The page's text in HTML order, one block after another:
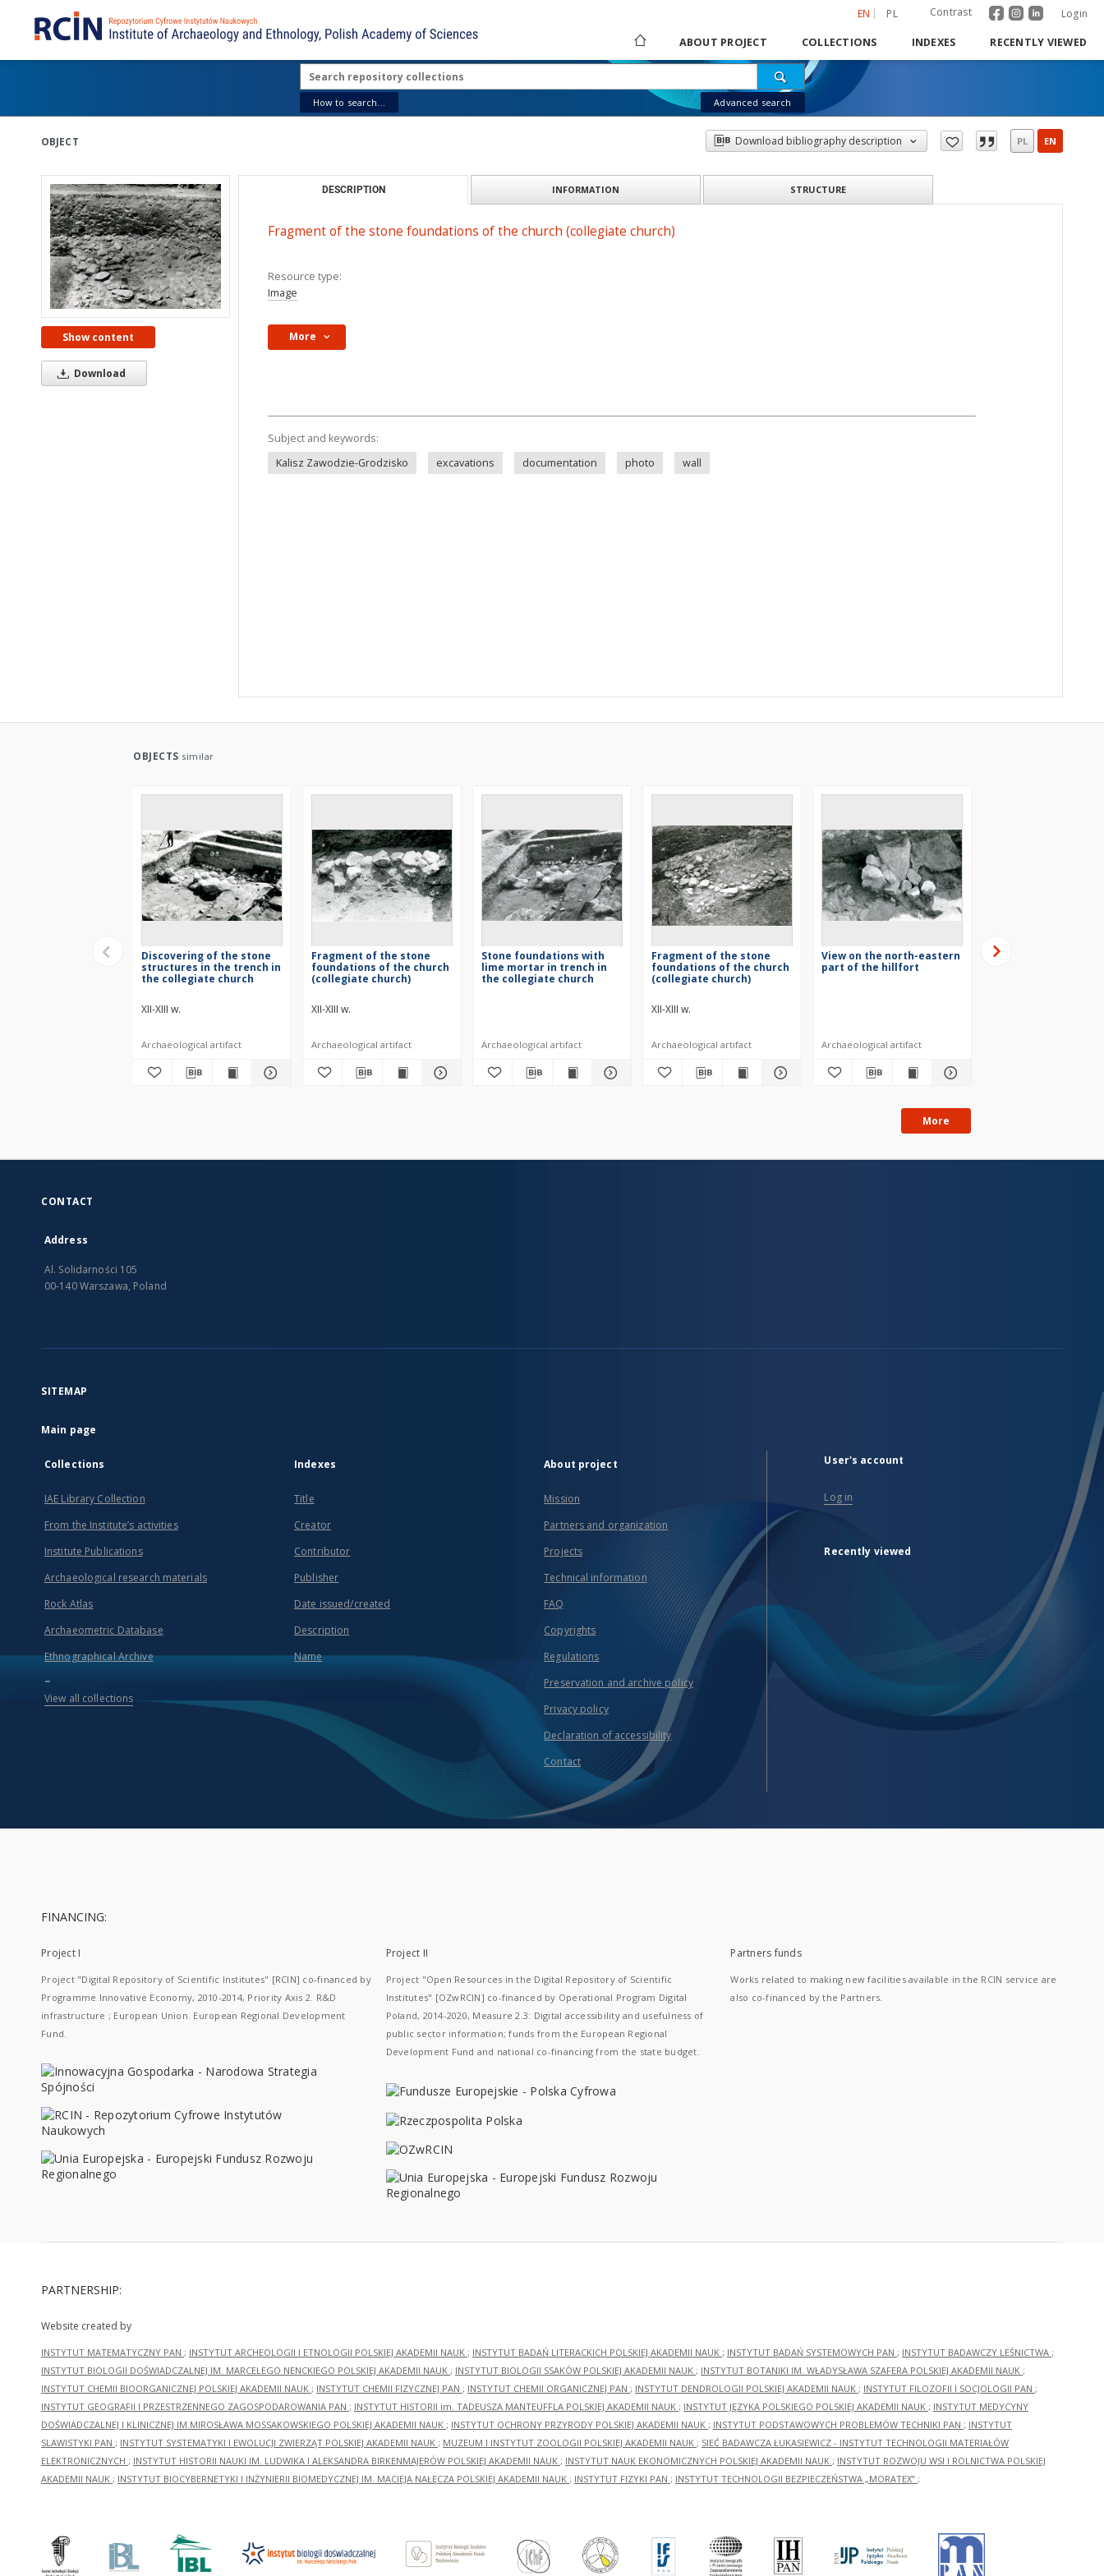
EN PL Contrast Login
ABOUT PROJECT COLLECTIONS INDEXES RECENTLY VIEWED
How to search... Advanced search
OBJECT Download bibliography description PL EN
Show content
Download
DESCRIPTION INFORMATION STRUCTURE
Fragment of the stone foundations of the church (collegiate church)
Resource type:
Image
More
Subject and keywords:
Kalisz Zawodzie-Grodzisko
excavations documentation photo wall
OBJECTS similar
Discovering of the stone
structures in the trench in
the collegiate church
XII-XIII w.
Archaeological artifact
Fragment of the stone
foundations of the church
(collegiate church)
XII-XIII w.
Archaeological artifact
Stone foundations with
lime mortar in trench in
the collegiate church
Archaeological artifact
Fragment of the stone
foundations of the church
(collegiate church)
XII-XIII w.
Archaeological artifact
View on the north-eastern
part of the hillfort
Archaeological artifact
Fragment of the
More
CONTACT
Address
Al. Solidarności 105
00-140 Warszawa, Poland
SITEMAP
Main page
Collections
IAE Library Collection
From the Institute’s activities
Institute Publications
Archaeological research materials
Rock Atlas
Archaeometric Database
Ethnographical Archive
...
View all collections
Indexes
Title
Creator
Contributor
Publisher
Date issued/created
Description
Name
About project
Mission
Partners and organization
Projects
Technical information
FAQ
Copyrights
Regulations
Preservation and archive policy
Privacy policy
Declaration of accessibility
Contact
User's account
Log in
Recently viewed
FINANCING:
Project I
Project "Digital Repository of Scientific Institutes" [RCIN] co-financed by
Programme Innovative Economy, 2010-2014, Priority Axis 2. R&D
infrastructure ; European Union. European Regional Development
Fund.
Project II
Project "Open Resources in the Digital Repository of Scientific
Institutes" [OZwRCIN] co-financed by Operational Program Digital
Poland, 2014-2020, Measure 2.3: Digital accessibility and usefulness of
public sector information; funds from the European Regional
Development Fund and national co-financing from the state budget.
Partners funds
Works related to making new facilities available in the RCIN service are
also co-financed by the Partners.
PARTNERSHIP:
Website created by
INSTYTUT MATEMATYCZNY PAN ; INSTYTUT ARCHEOLOGII I ETNOLOGII POLSKIEJ AKADEMII NAUK ; INSTYTUT BADAŃ LITERACKICH POLSKIEJ AKADEMII NAUK ; INSTYTUT BADAŃ SYSTEMOWYCH PAN ; INSTYTUT BADAWCZY LEŚNICTWA ;
INSTYTUT BIOLOGII DOŚWIADCZALNEJ IM. MARCELEGO NENCKIEGO POLSKIEJ AKADEMII NAUK ; INSTYTUT BIOLOGII SSAKÓW POLSKIEJ AKADEMII NAUK ; INSTYTUT BOTANIKI IM. WŁADYSŁAWA SZAFERA POLSKIEJ AKADEMII NAUK ;
INSTYTUT CHEMII BIOORGANICZNEJ POLSKIEJ AKADEMII NAUK ; INSTYTUT CHEMII FIZYCZNEJ PAN ; INSTYTUT CHEMII ORGANICZNEJ PAN ; INSTYTUT DENDROLOGII POLSKIEJ AKADEMII NAUK ; INSTYTUT FILOZOFII I SOCJOLOGII PAN ;
INSTYTUT GEOGRAFII I PRZESTRZENNEGO ZAGOSPODAROWANIA PAN ; INSTYTUT HISTORII im. TADEUSZA MANTEUFFLA POLSKIEJ AKADEMII NAUK ; INSTYTUT JĘZYKA POLSKIEGO POLSKIEJ AKADEMII NAUK ; INSTYTUT MEDYCYNY
DOŚWIADCZALNEJ I KLINICZNEJ IM.MIROSŁAWA MOSSAKOWSKIEGO POLSKIEJ AKADEMII NAUK ; INSTYTUT OCHRONY PRZYRODY POLSKIEJ AKADEMII NAUK ; INSTYTUT PODSTAWOWYCH PROBLEMÓW TECHNIKI PAN ; INSTYTUT
SLAWISTYKI PAN ; INSTYTUT SYSTEMATYKI I EWOLUCJI ZWIERZĄT POLSKIEJ AKADEMII NAUK ; MUZEUM I INSTYTUT ZOOLOGII POLSKIEJ AKADEMII NAUK ; SIEĆ BADAWCZA ŁUKASIEWICZ - INSTYTUT TECHNOLOGII MATERIAŁÓW
ELEKTRONICZNYCH ; INSTYTUT HISTORII NAUKI IM. LUDWIKA I ALEKSANDRA BIRKENMAJERÓW POLSKIEJ AKADEMII NAUK ; INSTYTUT NAUK EKONOMICZNYCH POLSKIEJ AKADEMII NAUK ; INSTYTUT ROZWOJU WSI I ROLNICTWA POLSKIEJ
AKADEMII NAUK ; INSTYTUT BIOCYBERNETYKI I INŻYNIERII BIOMEDYCZNEJ IM. MACIEJA NAŁĘCZA POLSKIEJ AKADEMII NAUK ; INSTYTUT FIZYKI PAN ; INSTYTUT TECHNOLOGII BEZPIECZEŃSTWA „MORATEX” ;